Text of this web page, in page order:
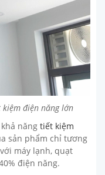
điện năng lớn
năng tiết kiệm
sản phẩm chỉ tương
máy lạnh, quạt
điện năng.